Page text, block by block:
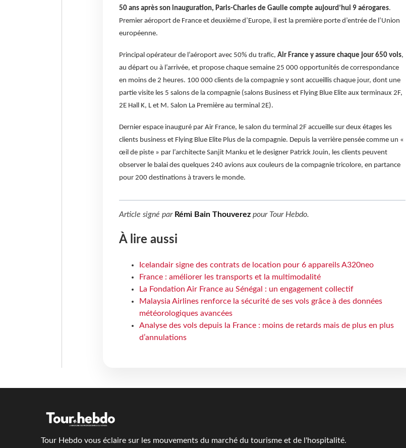
50 ans après son inauguration, Paris-Charles de Gaulle compte aujourd’hui 9 aérogares.
Premier aéroport de France et deuxième d’Europe, il est la première porte d’entrée de l’Union
européenne.
Principal opérateur de l’aéroport avec 50% du trafic, Air France y assure chaque jour 650 vols,
au départ ou à l’arrivée, et propose chaque semaine 25 000 opportunités de correspondance
en moins de 2 heures. 100 000 clients de la compagnie y sont accueillis chaque jour, dont une
partie visite les 5 salons de la compagnie (salons Business et Flying Blue Elite aux terminaux 2F,
2E Hall K, L et M. Salon La Première au terminal 2E).
Dernier espace inauguré par Air France, le salon du terminal 2F accueille sur deux étages les
clients business et Flying Blue Elite Plus de la compagnie. Depuis la verrière pensée comme un «
œil de piste » par l’architecte Sanjit Manku et le designer Patrick Jouin, les clients peuvent
observer le balai des quelques 240 avions aux couleurs de la compagnie tricolore, en partance
pour 200 destinations à travers le monde.
Article signé par Rémi Bain Thouverezpour Tour Hebdo.
À lire aussi
Icelandair signe des contrats de location pour 6 appareils A320neo
France : améliorer les transports et la multimodalité
La Fondation Air France au Sénégal : un engagement collectif
Malaysia Airlines renforce la sécurité de ses vols grâce à des données
météorologiques avancées
Analyse des vols depuis la France : moins de retards mais de plus en plus
d’annulations
Tour Hebdo vous éclaire sur les mouvements du marché du tourisme et de l'hospitalité.